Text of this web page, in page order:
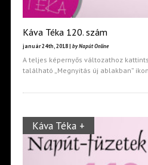
Káva Téka 120. szám
január 24th, 2018 | by Napút Online
A teljes képernyős változathoz
található „Megnyitás új ablakban”
Káva Téka +